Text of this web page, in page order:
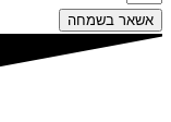
אשאר בשמחה